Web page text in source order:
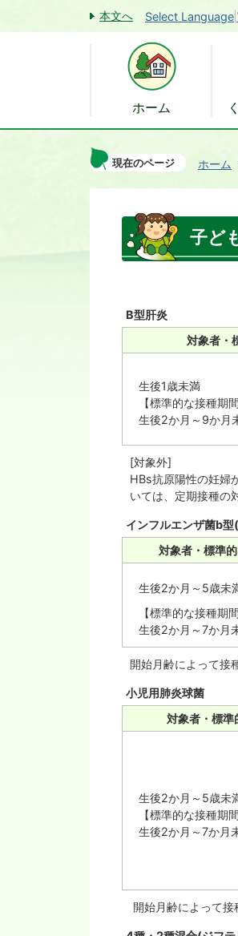
本文へ Select Language
ホーム
現在のページ ホーム
子ど
B型肝炎
対象者・
生後1歳未満
【標準的な接種期間
生後2か月～9か月
[対象外]
HBs抗原陽性の妊婦
いては、定期接種の
インフルエンザ菌b型
対象者・標準
生後2か月～5歳未
【標準的な接種期間
生後2か月～7か月
開始月齢によって接
小児用肺炎球菌
対象者・標準
生後2か月～5歳未
【標準的な接種期間
生後2か月～7か月
開始月齢によって接